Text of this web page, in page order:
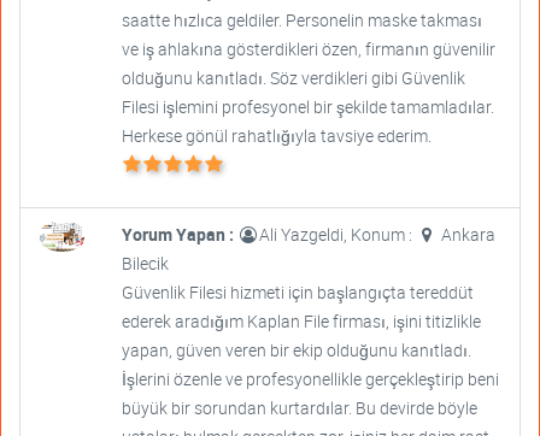
saatte hızlıca geldiler. Personelin maske takması
ve iş ahlakına gösterdikleri özen, firmanın güvenilir
olduğunu kanıtladı. Söz verdikleri gibi Güvenlik
Filesi işlemini profesyonel bir şekilde tamamladılar.
Herkese gönül rahatlığıyla tavsiye ederim.
Yorum Yapan : Ali Yazgeldi, Konum :
Ankara
Bilecik
Güvenlik Filesi hizmeti için başlangıçta tereddüt
ederek aradığım Kaplan File firması, işini titizlikle
yapan, güven veren bir ekip olduğunu kanıtladı.
İşlerini özenle ve profesyonellikle gerçekleştirip beni
büyük bir sorundan kurtardılar. Bu devirde böyle